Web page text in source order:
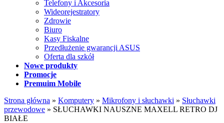
Telefony i Akcesoria
Wideorejestratory
Zdrowie
Biuro
Kasy Fiskalne
Przedłużenie gwarancji ASUS
Oferta dla szkół
Nowe produkty
Promocje
Premuim Mobile
Strona główna » Komputery » Mikrofony i słuchawki » Słuchawki
przewodowe » SŁUCHAWKI NAUSZNE MAXELL RETRO DJ
BIAŁE